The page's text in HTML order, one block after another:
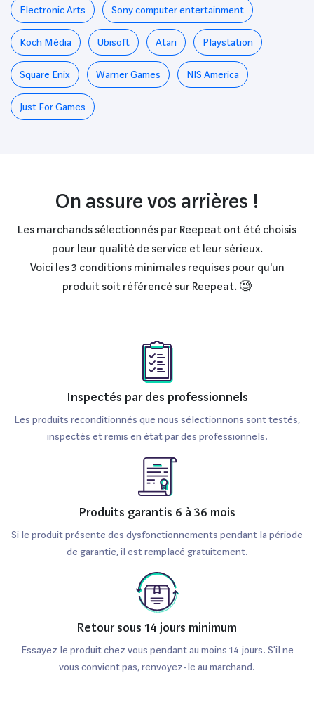
Electronic Arts Sony computer entertainment
Koch Média Ubisoft Atari Playstation
Square Enix Warner Games NIS America
Just For Games
On assure vos arrières !
Les marchands sélectionnés par Reepeat ont été choisis
pour leur qualité de service et leur sérieux.
Voici les 3 conditions minimales requises pour qu'un
produit soit référencé sur Reepeat. 🧐
Inspectés par des professionnels
Les produits reconditionnés que nous sélectionnons sont testés,
inspectés et remis en état par des professionnels.
Produits garantis 6 à 36 mois
Si le produit présente des dysfonctionnements pendant la période
de garantie, il est remplacé gratuitement.
Retour sous 14 jours minimum
Essayez le produit chez vous pendant au moins 14 jours. S'il ne
vous convient pas, renvoyez-le au marchand.